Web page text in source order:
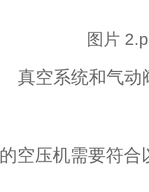
真空系统和气动
的空压机需要符合